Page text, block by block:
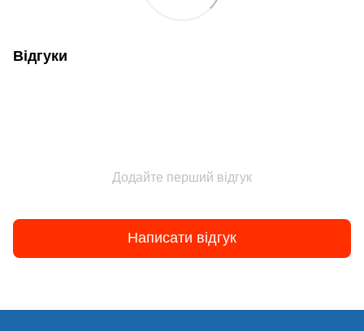
Відгуки
Додайте перший відгук
Написати відгук